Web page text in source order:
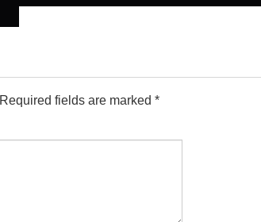
Required fields are marked *